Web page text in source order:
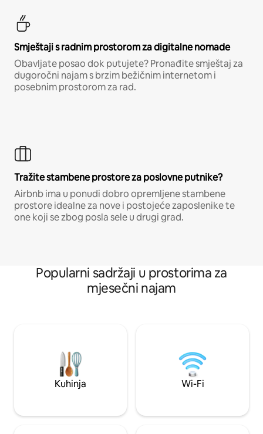
Smještaji s radnim prostorom za digitalne nomade
Obavljate posao dok putujete? Pronađite smještaj za
dugoročni najam s brzim bežičnim internetom i
posebnim prostorom za rad.
Tražite stambene prostore za poslovne putnike?
Airbnb ima u ponudi dobro opremljene stambene
prostore idealne za nove i postojeće zaposlenike te
one koji se zbog posla sele u drugi grad.
Popularni sadržaji u prostorima za
mjesečni najam
Kuhinja Wi-Fi